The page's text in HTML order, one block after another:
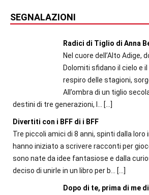
SEGNALAZIONI
Radici di Tiglio di Anna
Nel cuore dell’Alto Adige,
Dolomiti sfidano il cielo e
respiro delle stagioni,
All’ombra di un tiglio
destini di tre generazioni, l...
[…]
Divertiti con i BFF di i BFF
Tre piccoli amici di 8 anni, spinti dalla loro
hanno iniziato a scrivere racconti per
sono nate da idee fantasiose e dalla
deciso di unirle in un libro per b...
[…]
Dopo di te, prima di me